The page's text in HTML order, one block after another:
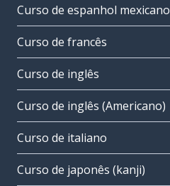
Curso de espanhol mexicano
Curso de francês
Curso de inglês
Curso de inglês (Americano)
Curso de italiano
Curso de japonês (kanji)